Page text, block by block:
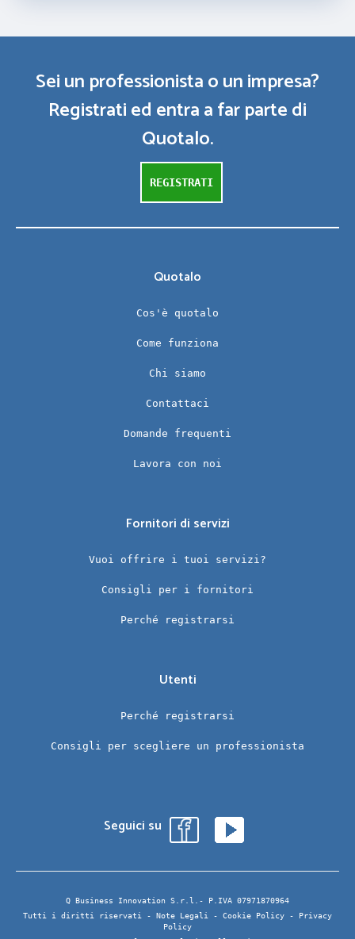
Sei un professionista o un impresa?
Registrati ed entra a far parte di
Quotalo.
REGISTRATI
Quotalo
Cos'è quotalo
Come funziona
Chi siamo
Contattaci
Domande frequenti
Lavora con noi
Fornitori di servizi
Vuoi offrire i tuoi servizi?
Consigli per i fornitori
Perché registrarsi
Utenti
Perché registrarsi
Consigli per scegliere un professionista
Seguici su
Q Business Innovation S.r.l.- P.IVA 07971870964
Tutti i diritti riservati - Note Legali - Cookie Policy - Privacy
Policy